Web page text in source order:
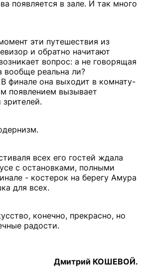
появляется в зале. И так много
эти путешествия из
и обратно начитают
вопрос: а не говорящая
вообще реальна ли?
финале она выходит в комнату-
появлением вызывает
всех его гостей ждала
с остановками, полными
- костерок на берегу Амура
для всех.
конечно, прекрасно, но
радости.
Дмитрий КОШЕВОЙ.